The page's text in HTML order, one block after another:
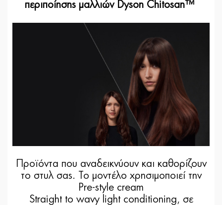
περιποίησης μαλλιών Dyson Chitosan™
Προϊόντα που αναδεικνύουν και καθορίζουν
το στυλ σας. Το μοντέλο χρησιμοποιεί την
Pre-style cream
Straight to wavy light conditioning, σε